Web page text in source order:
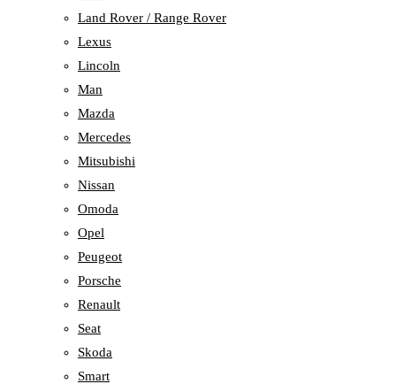
Land Rover / Range Rover
Lexus
Lincoln
Man
Mazda
Mercedes
Mitsubishi
Nissan
Omoda
Opel
Peugeot
Porsche
Renault
Seat
Skoda
Smart